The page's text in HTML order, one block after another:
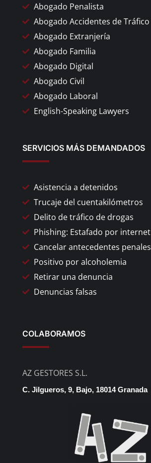
Abogado Penalista
Abogado Accidentes de Tráfico
Abogado Extranjería
Abogado Familia
Abogado Digital
Abogado Civil
Abogado Laboral
English-Speaking Lawyers
SERVICIOS MÁS DEMANDADOS
Asistencia a detenidos
Trucaje del cuentakilómetros
Delito de tráfico de drogas
Phishing: Estafado por internet
Cancelar antecedentes penales
Positivo por alcoholemia
Retirar una denuncia
Denuncias falsas
COLABORAMOS
AZ GESTORES S.L.
C. Jilgueros, 9, Bajo, 18014 Granada